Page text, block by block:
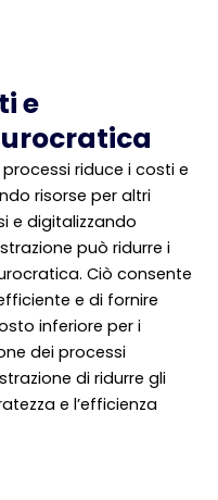
e
riduce i costi e
risorse per altri
e digitalizzando
può ridurre i
Ciò consente
e di fornire
inferiore per i
dei processi
di ridurre gli
e l’efficienza